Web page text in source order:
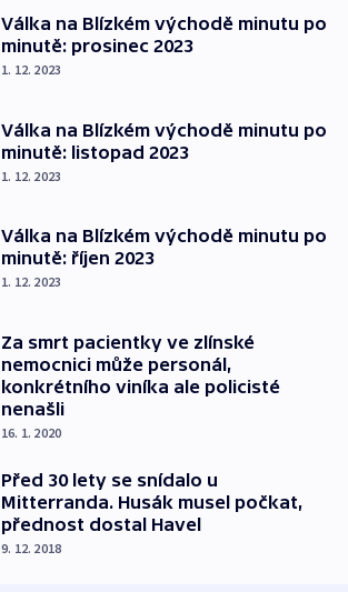
Válka na Blízkém východě minutu po
minutě: prosinec 2023
1. 12. 2023
Válka na Blízkém východě minutu po
minutě: listopad 2023
1. 12. 2023
Válka na Blízkém východě minutu po
minutě: říjen 2023
1. 12. 2023
Za smrt pacientky ve zlínské
nemocnici může personál,
konkrétního viníka ale policisté
nenašli
16. 1. 2020
Před 30 lety se snídalo u
Mitterranda. Husák musel počkat,
přednost dostal Havel
9. 12. 2018